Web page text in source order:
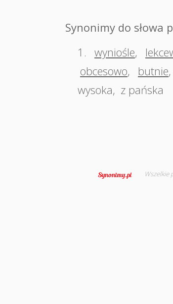
Synonimy do słowa
1. wyniośle,
obcesowo, butnie,
wysoka, z pańska
Wszelkie